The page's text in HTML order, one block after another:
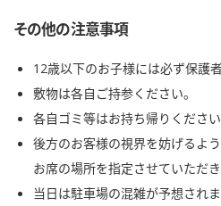
その他の注意事項
12歳以下のお子様には必ず保護
敷物は各自ご持参ください。
各自ゴミ等はお持ち帰りください
後方のお客様の視界を妨げるよ
お席の場所を指定させていただき
当日は駐車場の混雑が予想され